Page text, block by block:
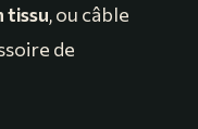
tissu, ou câble
de